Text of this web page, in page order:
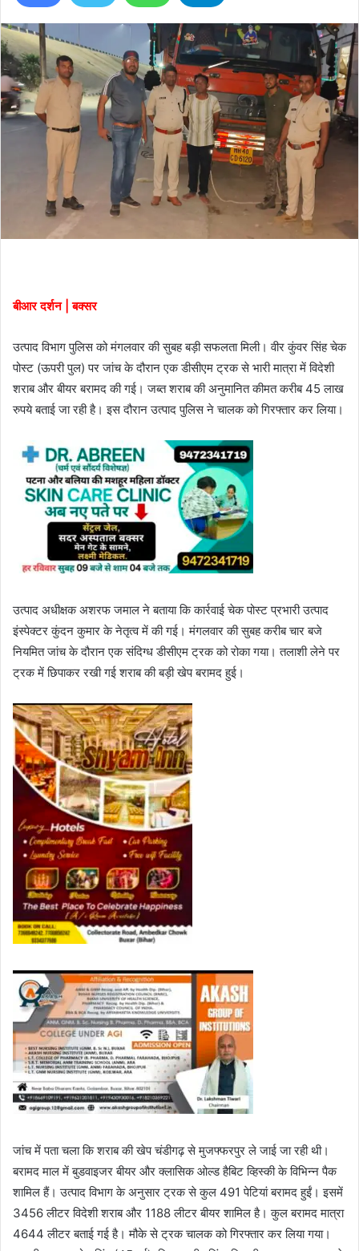
d
a
e
m
a
l
बीआर दर्शन | बक्सर
उत्पाद विभाग पुलिस को मंगलवार की सुबह बड़ी सफलता मिली। वीर कुंवर सिंह चेक
पोस्ट (ऊपरी पुल) पर जांच के दौरान एक डीसीएम ट्रक से भारी मात्रा में विदेशी
शराब और बीयर बरामद की गई। जब्त शराब की अनुमानित कीमत करीब 45 लाख
रुपये बताई जा रही है। इस दौरान उत्पाद पुलिस ने चालक को गिरफ्तार कर लिया।
उत्पाद अधीक्षक अशरफ जमाल ने बताया कि कार्रवाई चेक पोस्ट प्रभारी उत्पाद
इंस्पेक्टर कुंदन कुमार के नेतृत्व में की गई। मंगलवार की सुबह करीब चार बजे
नियमित जांच के दौरान एक संदिग्ध डीसीएम ट्रक को रोका गया। तलाशी लेने पर
ट्रक में छिपाकर रखी गई शराब की बड़ी खेप बरामद हुई।
जांच में पता चला कि शराब की खेप चंडीगढ़ से मुजफ्फरपुर ले जाई जा रही थी।
बरामद माल में बुडवाइजर बीयर और क्लासिक ओल्ड हैबिट व्हिस्की के विभिन्न पैक
शामिल हैं। उत्पाद विभाग के अनुसार ट्रक से कुल 491 पेटियां बरामद हुईं। इसमें
3456 लीटर विदेशी शराब और 1188 लीटर बीयर शामिल है। कुल बरामद मात्रा
4644 लीटर बताई गई है। मौके से ट्रक चालक को गिरफ्तार कर लिया गया।